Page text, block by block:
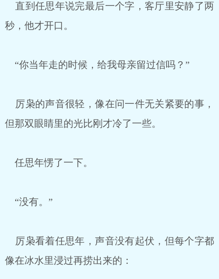
直到任思年说完最后一个字，客厅里安静了两
秒，他才开口。
“你当年走的时候，给我母亲留过信吗？”
厉枭的声音很轻，像在问一件无关紧要的事，
但那双眼睛里的光比刚才冷了一些。
任思年愣了一下。
“没有。”
厉枭看着任思年，声音没有起伏，但每个字都
像在冰水里浸过再捞出来的：